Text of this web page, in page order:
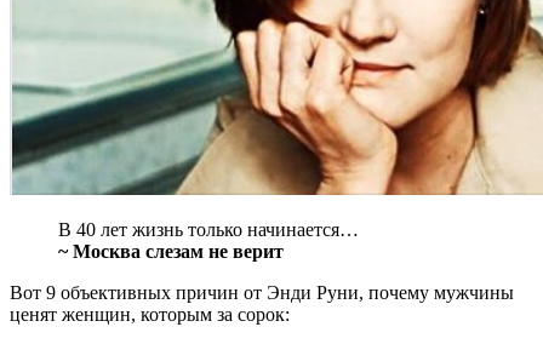
В 40 лет жизнь только начинается…
~ Москва слезам не верит
Вот 9 объективных причин от Энди Руни, почему мужчины
ценят женщин, которым за сорок: